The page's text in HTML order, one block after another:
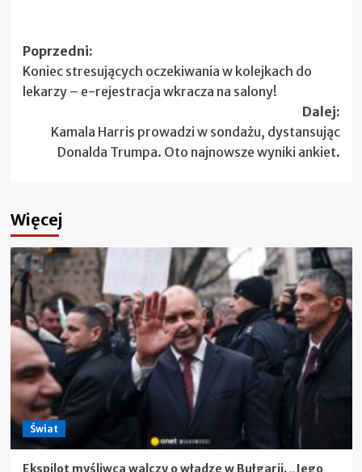
Zobacz
wpisy
Poprzedni:
Koniec stresujących oczekiwania w kolejkach do
lekarzy – e-rejestracja wkracza na salony!
Dalej:
Kamala Harris prowadzi w sondażu, dystansując
Donalda Trumpa. Oto najnowsze wyniki ankiet.
Więcej
Świat